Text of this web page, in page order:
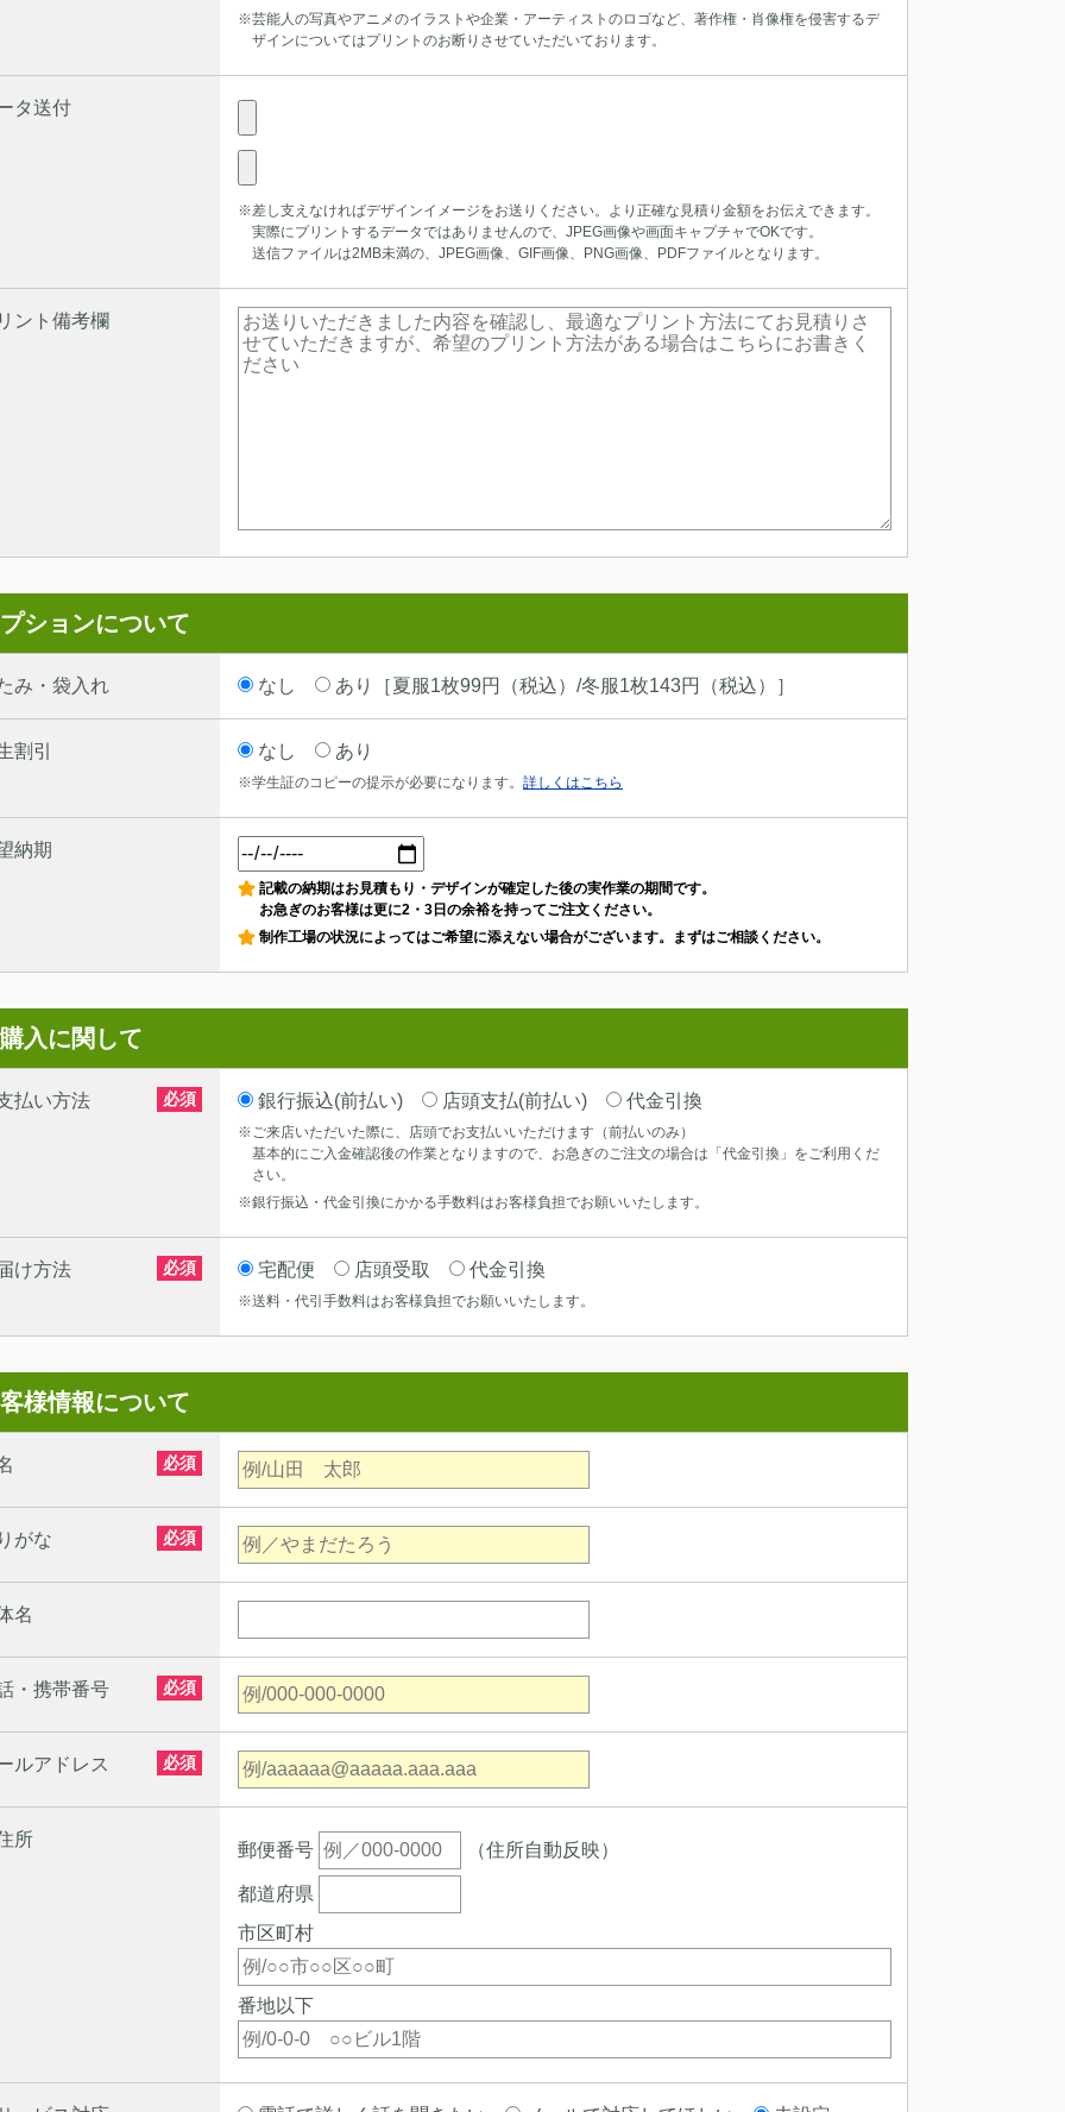
※芸能人の写真やアニメのイラストや企業・アーティストのロゴなど、著作権・肖像権を侵害するデ
ザインについてはプリントのお断りさせていただいております。
タ送付
※差し支えなければデザインイメージをお送りください。より正確な見積り金額をお伝えできます。
実際にプリントするデータではありませんので、JPEG画像や画面キャプチャでOKです。
送信ファイルは2MB未満の、JPEG画像、GIF画像、PNG画像、PDFファイルとなります。
ント備考欄
ションについて
み・袋入れ なし あり［夏服1枚99円（税込）/冬服1枚143円（税込）］
割引 なし あり
※学生証のコピーの提示が必要になります。 詳しくはこちら
納期
記載の納期はお見積もり・デザインが確定した後の実作業の期間です。
お急ぎのお客様は更に2・3日の余裕を持ってご注文ください。
制作工場の状況によってはご希望に添えない場合がございます。まずはご相談ください。
入に関して
払い方法 必須 銀行振込(前払い) 店頭支払(前払い) 代金引換
※ご来店いただいた際に、店頭でお支払いいただけます（前払いのみ）
基本的にご入金確認後の作業となりますので、お急ぎのご注文の場合は「代金引換」をご利用くだ
さい。
※銀行振込・代金引換にかかる手数料はお客様負担でお願いいたします。
け方法 必須 宅配便 店頭受取 代金引換
※送料・代引手数料はお客様負担でお願いいたします。
様情報について
必須
がな 必須
名
・携帯番号 必須
ルアドレス 必須
所
郵便番号 （住所自動反映）
都道府県
市区町村
番地以下